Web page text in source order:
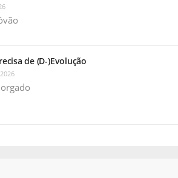
de (D-)Evolução